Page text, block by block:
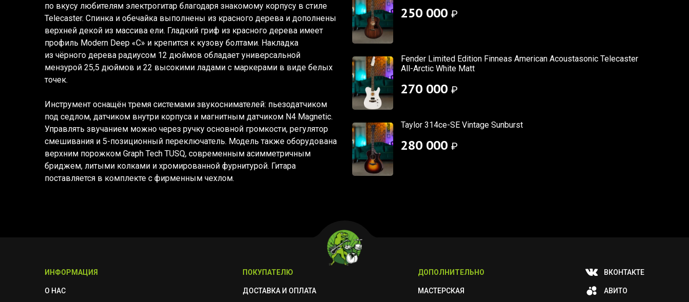
по вкусу любителям электрогитар благодаря знакомому корпусу в стиле
Telecaster. Спинка и обечайка выполнены из красного дерева и дополнены
верхней декой из массива ели. Гладкий гриф из красного дерева имеет
профиль Modern Deep «C» и крепится к кузову болтами. Накладка
из чёрного дерева радиусом 12 дюймов обладает универсальной
мензурой 25,5 дюймов и 22 высокими ладами с маркерами в виде белых
точек.
Инструмент оснащён тремя системами звукоснимателей: пьезодатчиком
под седлом, датчиком внутри корпуса и магнитным датчиком N4 Magnetic.
Управлять звучанием можно через ручку основной громкости, регулятор
смешивания и 5-позиционный переключатель. Модель также оборудована
верхним порожком Graph Tech TUSQ, современным асимметричным
бриджем, литыми колками и хромированной фурнитурой. Гитара
поставляется в комплекте с фирменным чехлом.
250 000 ₽
Fender Limited Edition Finneas American Acoustasonic Telecaster
All-Arctic White Matt
270 000 ₽
Taylor 314ce-SE Vintage Sunburst
280 000 ₽
ИНФОРМАЦИЯ
О НАС
ПОКУПАТЕЛЮ
ДОСТАВКА И ОПЛАТА
ДОПОЛНИТЕЛЬНО
МАСТЕРСКАЯ
ВКОНТАКТЕ
АВИТО